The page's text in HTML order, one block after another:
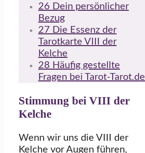
26 Dein persönlicher
Bezug
27 Die Essenz der
Tarotkarte VIII der
Kelche
28 Häufig gestellte
Fragen bei Tarot-Tarot.de
Stimmung bei VIII der
Kelche
Wenn wir uns die VIII der
Kelche vor Augen führen,